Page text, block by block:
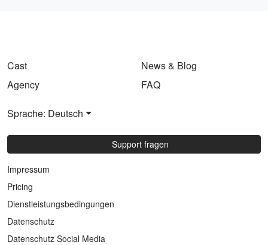
Cast
Agency
News & Blog
FAQ
Sprache: Deutsch
Support fragen
Impressum
Pricing
Dienstleistungsbedingungen
Datenschutz
Datenschutz Social Media